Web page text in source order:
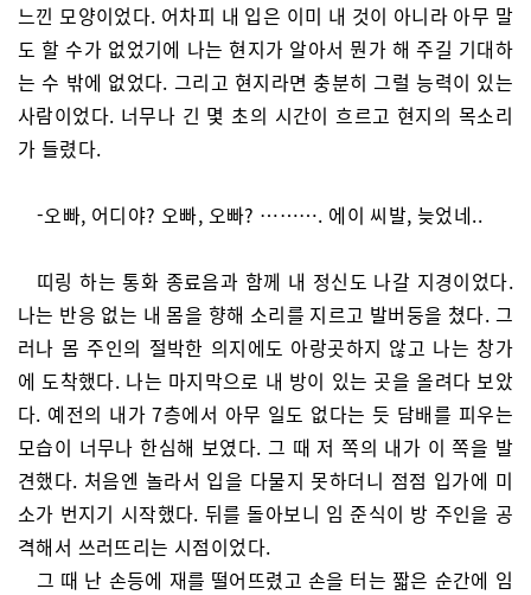
느낀 모양이었다. 어차피 내 입은 이미 내 것이 아니라 아무 말
도 할 수가 없었기에 나는 현지가 알아서 뭔가 해 주길 기대하
는 수 밖에 없었다. 그리고 현지라면 충분히 그럴 능력이 있는
사람이었다. 너무나 긴 몇 초의 시간이 흐르고 현지의 목소리
가 들렸다.
-오빠, 어디야? 오빠, 오빠? ………. 에이 씨발, 늦었네..
띠링 하는 통화 종료음과 함께 내 정신도 나갈 지경이었다.
나는 반응 없는 내 몸을 향해 소리를 지르고 발버둥을 쳤다. 그
러나 몸 주인의 절박한 의지에도 아랑곳하지 않고 나는 창가
에 도착했다. 나는 마지막으로 내 방이 있는 곳을 올려다 보았
다. 예전의 내가 7층에서 아무 일도 없다는 듯 담배를 피우는
모습이 너무나 한심해 보였다. 그 때 저 쪽의 내가 이 쪽을 발
견했다. 처음엔 놀라서 입을 다물지 못하더니 점점 입가에 미
소가 번지기 시작했다. 뒤를 돌아보니 임 준식이 방 주인을 공
격해서 쓰러뜨리는 시점이었다.
그 때 난 손등에 재를 떨어뜨렸고 손을 터는 짧은 순간에 임